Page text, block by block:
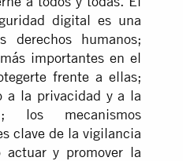
digital es una
derechos humanos;
importantes en el
frente a ellas;
a la privacidad y a la
los mecanismos
clave de la vigilancia
actuar y promover la